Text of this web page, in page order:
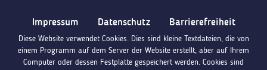
Impressum Datenschutz Barrierefreiheit
Diese Website verwendet Cookies. Dies sind kleine Textdateien, die von
einem Programm auf dem Server der Website erstellt, aber auf Ihrem
Computer oder dessen Festplatte gespeichert werden. Cookies sind